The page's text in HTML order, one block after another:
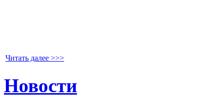
Читать далее >>>
Новости